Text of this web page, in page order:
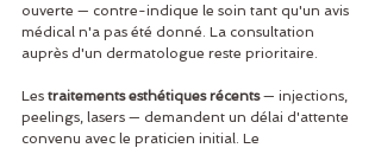
ouverte — contre-indique le soin tant qu'un avis
médical n'a pas été donné. La consultation
auprès d'un dermatologue reste prioritaire.
Les traitements esthétiques récents — injections,
peelings, lasers — demandent un délai d'attente
convenu avec le praticien initial. Le